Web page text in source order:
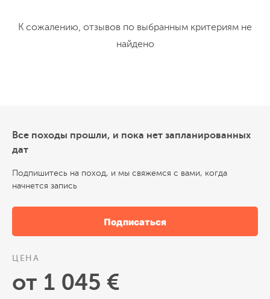
К сожалению, отзывов по выбранным критериям не
найдено
Все походы прошли, и пока нет запланированных
дат
Подпишитесь на поход, и мы свяжемся с вами, когда
начнется запись
Подписаться
ЦЕНА
от 1 045 €